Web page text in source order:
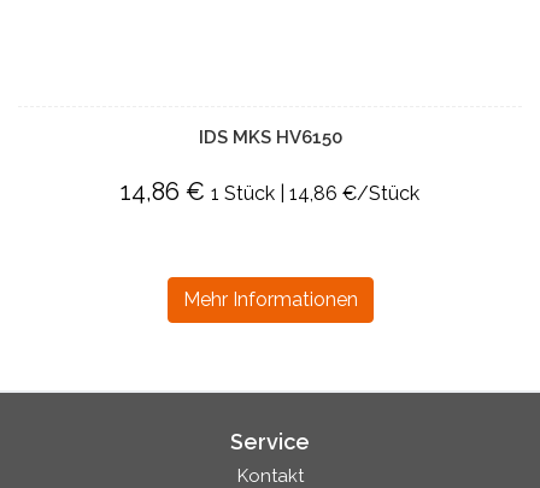
IDS MKS HV6150
14,86 € 1 Stück | 14,86 €/Stück
Mehr Informationen
Service
Kontakt